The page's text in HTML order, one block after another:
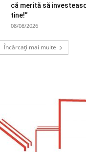
că merită să
tine!”
08/08/2026
Încărcați mai multe